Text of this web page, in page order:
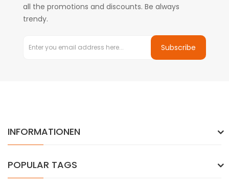
all the promotions and discounts. Be always
trendy.
Subscribe
INFORMATIONEN
POPULAR TAGS